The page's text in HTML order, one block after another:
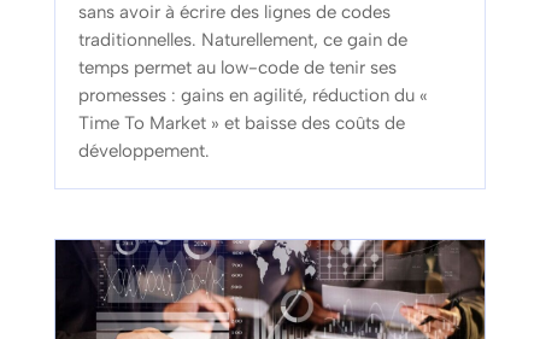
sans avoir à écrire des lignes de codes
traditionnelles. Naturellement, ce gain de
temps permet au low-code de tenir ses
promesses : gains en agilité, réduction du «
Time To Market » et baisse des coûts de
développement.